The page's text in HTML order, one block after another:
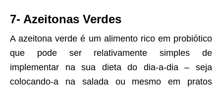
7- Azeitonas Verdes
A azeitona verde é um alimento rico em probiótico
que pode ser relativamente simples de
implementar na sua dieta do dia-a-dia – seja
colocando-a na salada ou mesmo em pratos